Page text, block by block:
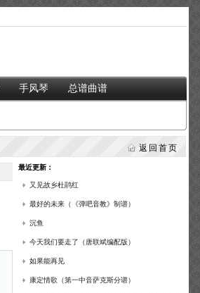
手风琴 总谱曲谱
返回首页
最近更新：
又见故乡杜鹃红
最好的未来（《弹吧音教》制谱）
沉鱼
今天我们要走了（唐联斌编配版）
如果能再见
康定情歌（第一中音萨克斯分谱）